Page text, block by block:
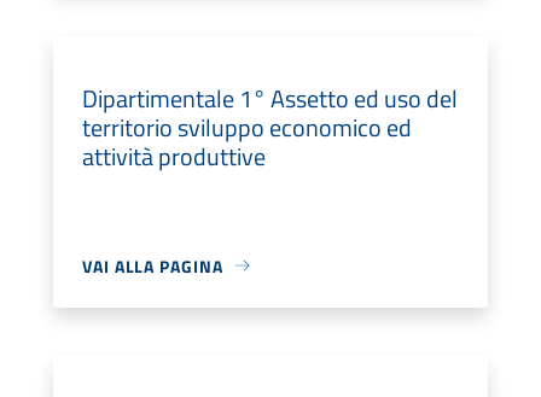
Dipartimentale 1° Assetto ed uso del
territorio sviluppo economico ed
attività produttive
VAI ALLA PAGINA